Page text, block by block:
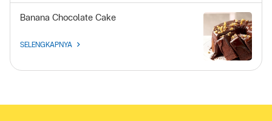
Banana Chocolate Cake
SELENGKAPNYA